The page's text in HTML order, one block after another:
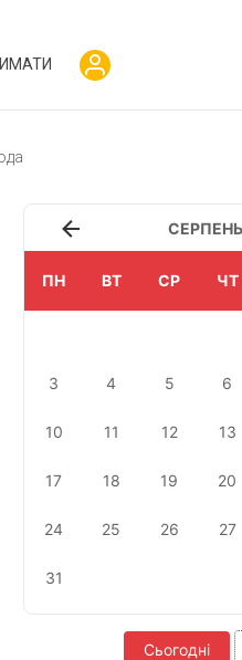
ПН ВТ СР ЧТ
3 4 5 6
10 11 12 13
17 18 19 20
24 25 26 27
31
Сьогодні